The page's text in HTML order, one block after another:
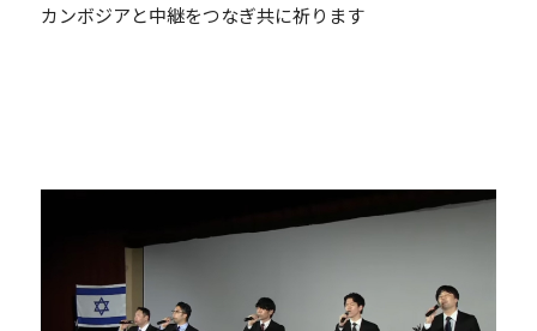
カンボジアと中継をつなぎ共に祈ります